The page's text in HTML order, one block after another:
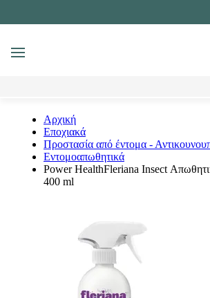
MENU
Αρχική
Εποχιακά
Προστασία από έντομα -
Εντομοαπωθητικά
Power HealthFleriana Insect
400 ml